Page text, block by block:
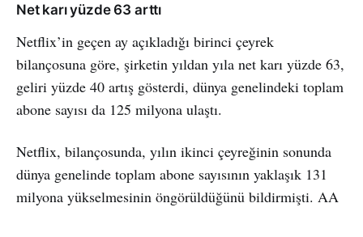
Net karı yüzde 63 arttı
Netflix’in geçen ay açıkladığı birinci çeyrek
bilançosuna göre, şirketin yıldan yıla net karı yüzde 63,
geliri yüzde 40 artış gösterdi, dünya genelindeki toplam
abone sayısı da 125 milyona ulaştı.
Netflix, bilançosunda, yılın ikinci çeyreğinin sonunda
dünya genelinde toplam abone sayısının yaklaşık 131
milyona yükselmesinin öngörüldüğünü bildirmişti. AA